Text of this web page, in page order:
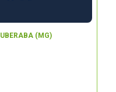
UBERABA (MG)